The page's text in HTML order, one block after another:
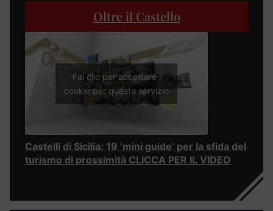
Oltre il Castello
Fai clic per accettare i
cookie per questo servizio
Castelli di Sicilia: 19 ‘mini guide’ per la sfida del
turismo di prossimità CLICCA PER IL VIDEO